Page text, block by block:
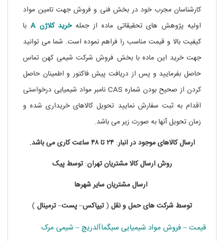
کارشناسان مجرب خود در بخش فنی و فروش جهت تامین مواد
اولیه پژوهش های تحقیقاتی ماده از جملهخرید کلاژن A
با
کیفیت بالا و قیمت مناسب را فراهم نموده است. شما می توانید
جهت خرید این ماده با بخش فروش شرکت شیمی کهن تماس
حاصل بفرمایید و پس از دریافت پیش فاکتور و اطمینان حاصل
کردن از صحیح بودن شماره CAS نامبر مواد شیمیایی درخواستی
اقدام به ثبت سفارش نمایید تحویل کالاهای خریداری شده و
زمان تحویل آنها به صورت زیر می باشد.
ارسال کالاهای موجود درانبار:۲۴ تا ۴۸ساعتکاریمی باشد.
روشارسالکالامشتریانتهران:توسط پیک
ارسالمشتریانسایرشهرها
توسط شرکت هایحملونقل (تیپاکس–پست–ترمینال )
قیمت – فروش مواد شیمیایی سیگماآلدریچ – شیمی مرک